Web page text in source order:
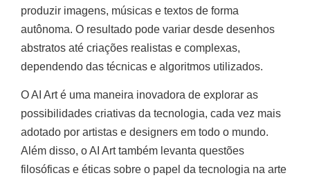
produzir imagens, músicas e textos de forma
autônoma. O resultado pode variar desde desenhos
abstratos até criações realistas e complexas,
dependendo das técnicas e algoritmos utilizados.
O AI Art é uma maneira inovadora de explorar as
possibilidades criativas da tecnologia, cada vez mais
adotado por artistas e designers em todo o mundo.
Além disso, o AI Art também levanta questões
filosóficas e éticas sobre o papel da tecnologia na arte